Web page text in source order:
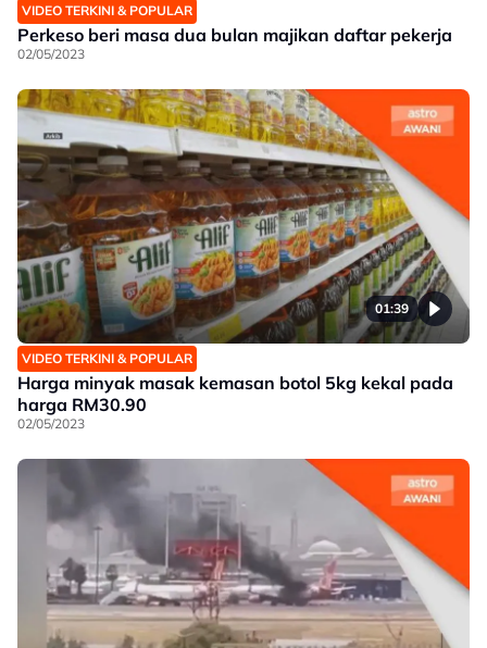
VIDEO TERKINI & POPULAR
Perkeso beri masa dua bulan majikan daftar pekerja
02/05/2023
01:39
VIDEO TERKINI & POPULAR
Harga minyak masak kemasan botol 5kg kekal pada
harga RM30.90
02/05/2023